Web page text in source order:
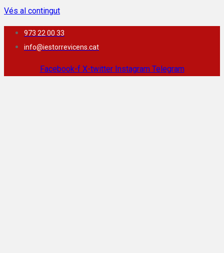
Vés al contingut
973 22 00 33
info@iestorrevicens.cat
Facebook-f X-twitter Instagram Telegram